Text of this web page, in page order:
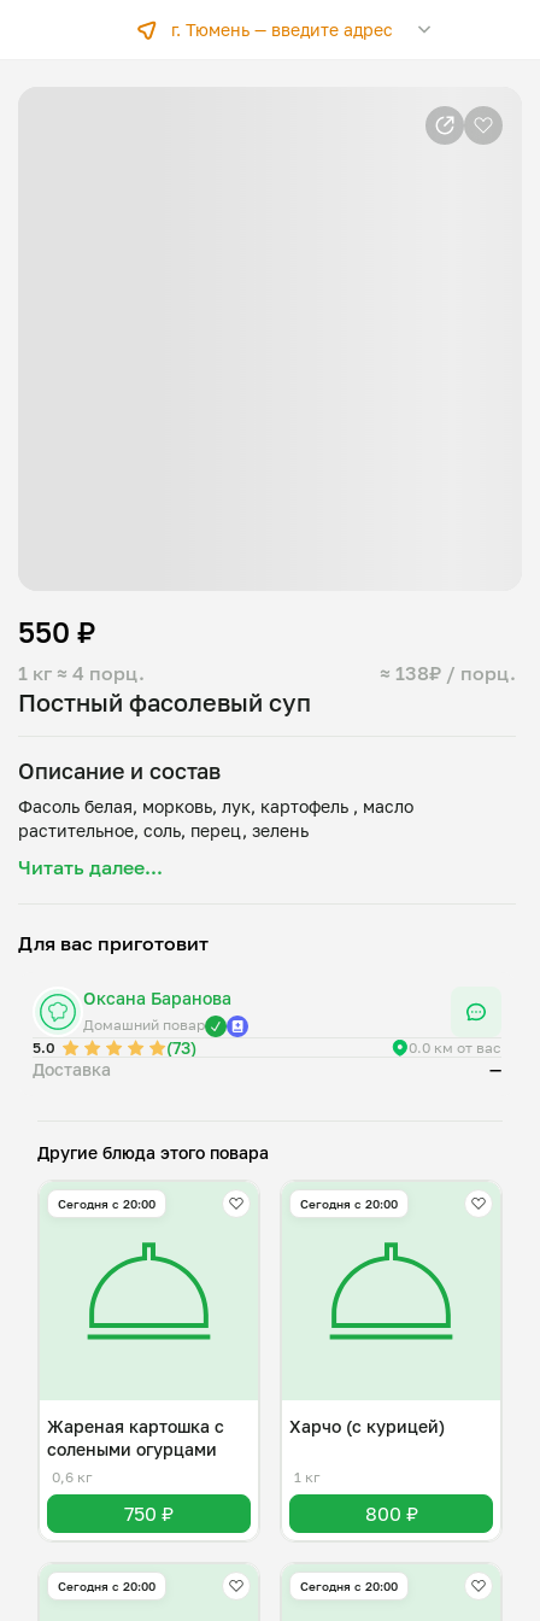
г. Тюмень — введите адрес
Постный фасолевый суп
1 кг ≈ 4 порц. ≈ 138₽ / порц.
550 ₽
Описание и состав
Фасоль белая, морковь, лук, картофель , масло
Читать далее...
Для вас приготовит
Оксана Баранова
Домашний повар
5.0
(73) 0.0 км от вас
Доставка —
Другие блюда этого повара
Сегодня с 20:00
Жареная картошка с
солеными огурцами
0,6 кг
750 ₽
Сегодня с 20:00
Харчо (с курицей)
1 кг
800 ₽
Сегодня с 20:00 Сегодня с 20:00